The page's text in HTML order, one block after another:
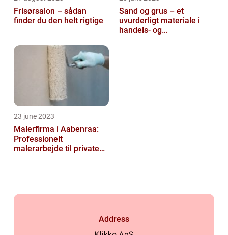
Frisørsalon – sådan
finder du den helt rigtige
Sand og grus – et
uvurderligt materiale i
handels- og
23 june 2023
Malerfirma i Aabenraa:
Professionelt
malerarbejde til private
Address